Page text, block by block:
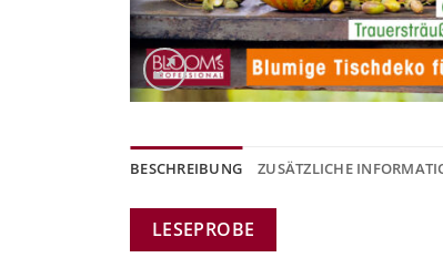
BESCHREIBUNG ZUSÄTZLICHE
LESEPROBE